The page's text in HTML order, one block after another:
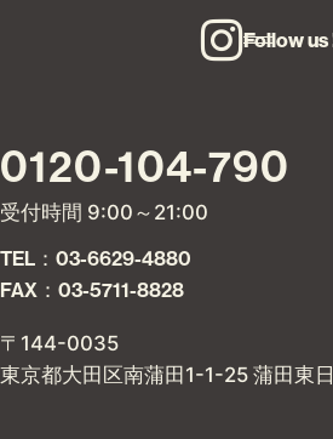
Follow us
0120-104-790
受付時間 9:00～21:00
TEL：03-6629-4880
FAX：03-5711-8828
〒144-0035
東京都大田区南蒲田1-1-25 蒲田東